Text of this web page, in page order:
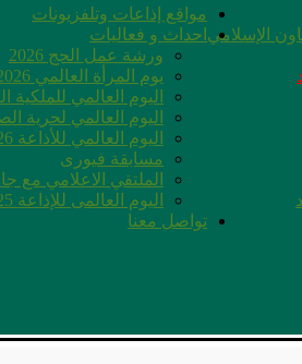
الإسلامي
مواقع إذاعات وتلفزيونات
احداث و فعاليات
ورشة عمل الحج 2026
يوم المرأة العالمي 2026
اليوم العالمي للملكية
اليوم العالمي لحرية
اليوم العالمي للأذاعة 2026
مسابقة فيورى
الملتقي الاعلامي مع
اليوم العالمى للإذاعة 2025
تواصل معنا